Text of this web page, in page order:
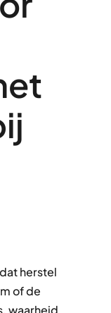
herstel
of de
waarheid